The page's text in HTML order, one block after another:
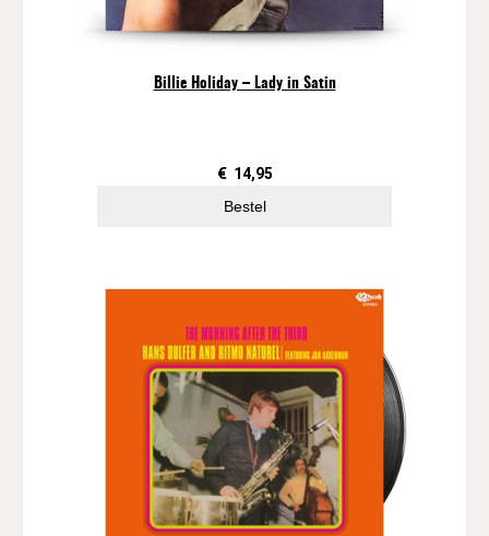
Billie Holiday – Lady in Satin
€ 14,95
Bestel